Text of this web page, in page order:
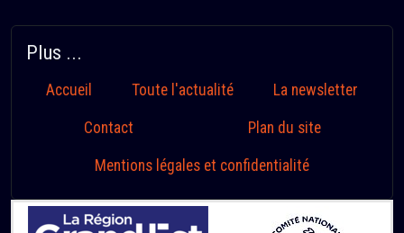
Plus ...
Accueil Toute l'actualité La newsletter
Contact Plan du site
Mentions légales et confidentialité